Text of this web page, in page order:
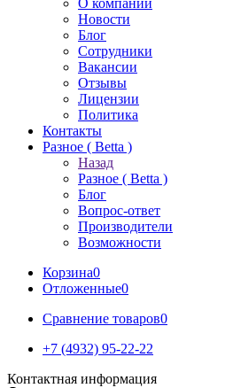
О компании
Новости
Блог
Сотрудники
Вакансии
Отзывы
Лицензии
Политика
Контакты
Разное ( Betta )
Назад
Разное ( Betta )
Блог
Вопрос-ответ
Производители
Возможности
Корзина0
Отложенные0
Сравнение товаров0
+7 (4932) 95-22-22
Контактная информация